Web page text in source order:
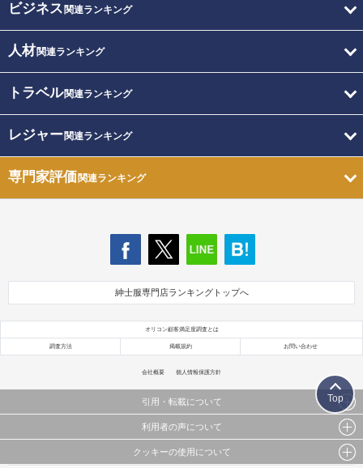
ビジネス 関連ランキング
人材関連ランキング
トラベル関連ランキング
レジャー関連ランキング
専門家評価関連ランキング
紳士服専門店ランキングトップへ
オリコン顧客満足度調査とは
調査方法 掲載規約 お問い合わせ
会社概要 個人情報保護方針
引用・転載について
当サイトで公開されている情報（文字、写真、イラスト、画像データ等）及びこれらの配置・
これらの情報を権利者の許可なく無断転載・複製などの二次利用を行うことは固く禁じており
利用者の声について
当サイトに掲載している内容はすべてサービスの利用者が提出された見解・感想です。
クッキーの使用について
Top